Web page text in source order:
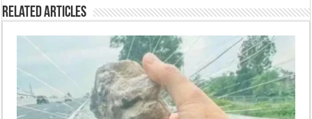
Related Articles